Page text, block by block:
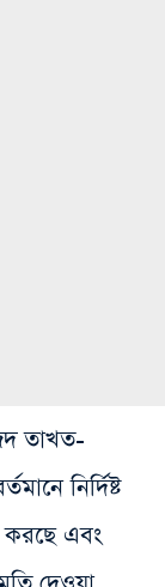
তাখত-
নির্দিষ্ট
করছে এবং